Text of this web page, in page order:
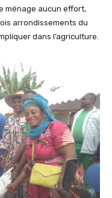
ménage aucun effort,
arrondissements du
dans l’agriculture.